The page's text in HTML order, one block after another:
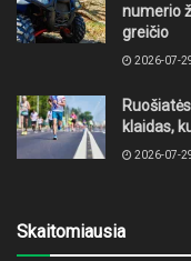
numerio
greičio
2026-07-
klaidas,
2026-07-
Skaitomiausia